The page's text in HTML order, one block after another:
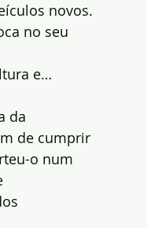
novos.
no seu
e…
da
de cumprir
o num